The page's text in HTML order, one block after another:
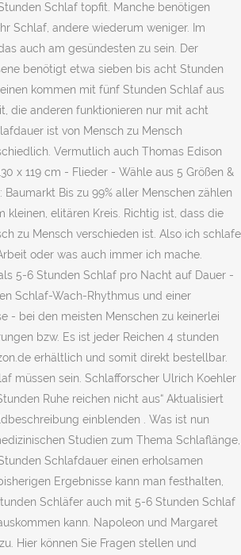
Schlaf topfit. Manche benötigen
Schlaf, andere wiederum weniger. Im
auch am gesündesten zu sein. Der
benötigt etwa sieben bis acht Stunden
kommen mit fünf Stunden Schlaf aus
die anderen funktionieren nur mit acht
ist von Mensch zu Mensch
Vermutlich auch Thomas Edison
x 119 cm - Flieder - Wähle aus 5 Größen &
Baumarkt Bis zu 99% aller Menschen zählen
kleinen, elitären Kreis. Richtig ist, dass die
zu Mensch verschieden ist. Also ich schlafe
oder was auch immer ich mache.
5-6 Stunden Schlaf pro Nacht auf Dauer -
Schlaf-Wach-Rhythmus und einer
- bei den meisten Menschen zu keinerlei
bzw. Es ist jeder Reichen 4 stunden
erhältlich und somit direkt bestellbar.
müssen sein. Schlafforscher Ulrich Koehler
Ruhe reichen nicht aus“ Aktualisiert
einblenden . Was ist nun
Studien zum Thema Schlaflänge,
Schlafdauer einen erholsamen
Ergebnisse kann man festhalten,
Schläfer auch mit 5-6 Stunden Schlaf
kann. Napoleon und Margaret
Hier können Sie Fragen stellen und